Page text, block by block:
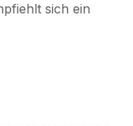
sich ein